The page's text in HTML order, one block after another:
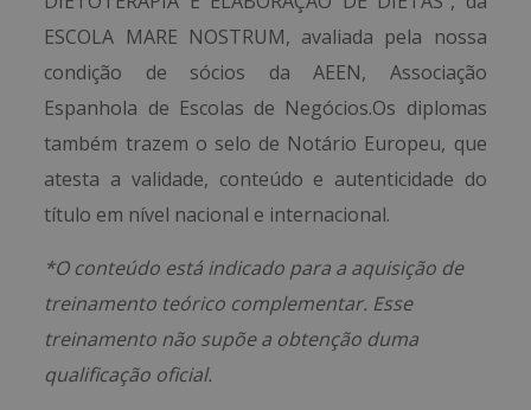
ESCOLA MARE NOSTRUM, avaliada pela nossa
condição de sócios da AEEN, Associação
Espanhola de Escolas de Negócios.Os diplomas
também trazem o selo de Notário Europeu, que
atesta a validade, conteúdo e autenticidade do
título em nível nacional e internacional.
*O conteúdo está indicado para a aquisição de
treinamento teórico complementar. Esse
treinamento não supõe a obtenção duma
qualificação oficial.